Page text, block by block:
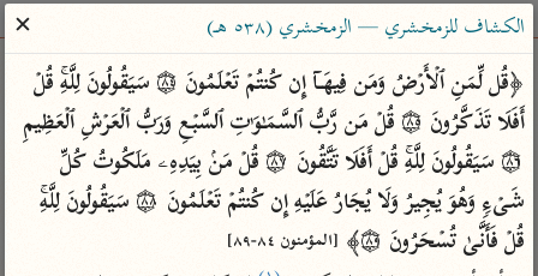
ساهم معنا في نشر القرآن والعلم الشرعي
الباحث القرآني
بحث تفسير علوم مصاحف معاجم
Type 2 or more characters for results.
الكشاف للزمخشري — الزمخشري (٥٣٨ هـ)
✕
قُلۡ فَأَنَّىٰ تُسۡحَرُونَ ۝٨٩﴾
[المؤمنون ٨٤-٨٩]